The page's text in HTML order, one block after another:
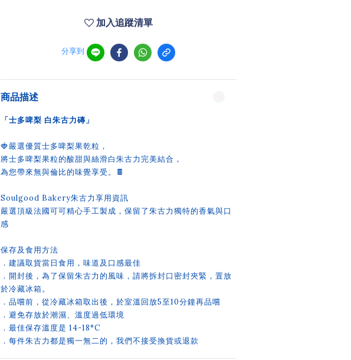
加入追蹤清單
分享到
商品描述
「士多啤梨 白朱古力磚」
🍓嚴選優質士多啤梨果乾粒，
將士多啤梨果粒的酸甜與絲滑白朱古力完美結合，
為您帶來無與倫比的味覺享受。🍫
Soulgood Bakery朱古力享用資訊
嚴選頂級法國可可精心手工製成，保留了朱古力獨特的香氣與口
感
保存及食用方法
．建議取貨當日食用，味道及口感最佳
．開封後，為了保留朱古力的風味，請將拆封口密封夾緊，置放
於冷藏冰箱。
．品嚐前，從冷藏冰箱取出後，於室溫回放5至10分鐘再品嚐
．避免存放於潮濕、溫度過低環境
．最佳保存溫度是 14-18°C
．每件朱古力都是獨一無二的，我們不接受換貨或退款